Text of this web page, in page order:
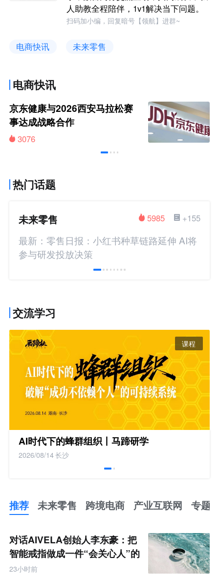
人助教全程陪伴，1v1解决当下问题。
扫码加小编，回复暗号【领航】进群~
电商快讯 未来零售
电商快讯
京东健康与2026西安马拉松赛
事达成战略合作
3076
热门话题
未来零售 +155
5985
最新：零售日报：小红书种草链路延伸 AI将
参与研发投放决策
交流学习
课程
AI时代下的蜂群组织丨马蹄研学
2026/08/14长沙
推荐 未来零售 跨境电商 产业互联网 专题
来
零
售
跨
境
对话AIVELA创始人李东豪：把
智能戒指做成一件“会关心人”的
饰品
23小时前